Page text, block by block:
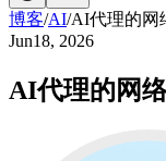
博客/AI/AI代理的网
Jun18, 2026
AI代理的网